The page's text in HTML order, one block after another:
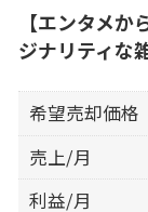
【エンタメ
ジナリティな
希望売却価格
売上/月
利益/月